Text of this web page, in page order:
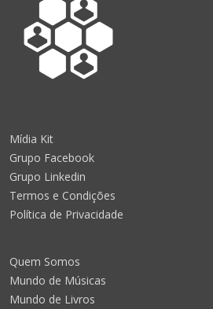
Mídia Kit
Grupo Facebook
Grupo Linkedin
Termos e Condições
Política de Privacidade
Quem Somos
Mundo de Músicas
Mundo de Livros